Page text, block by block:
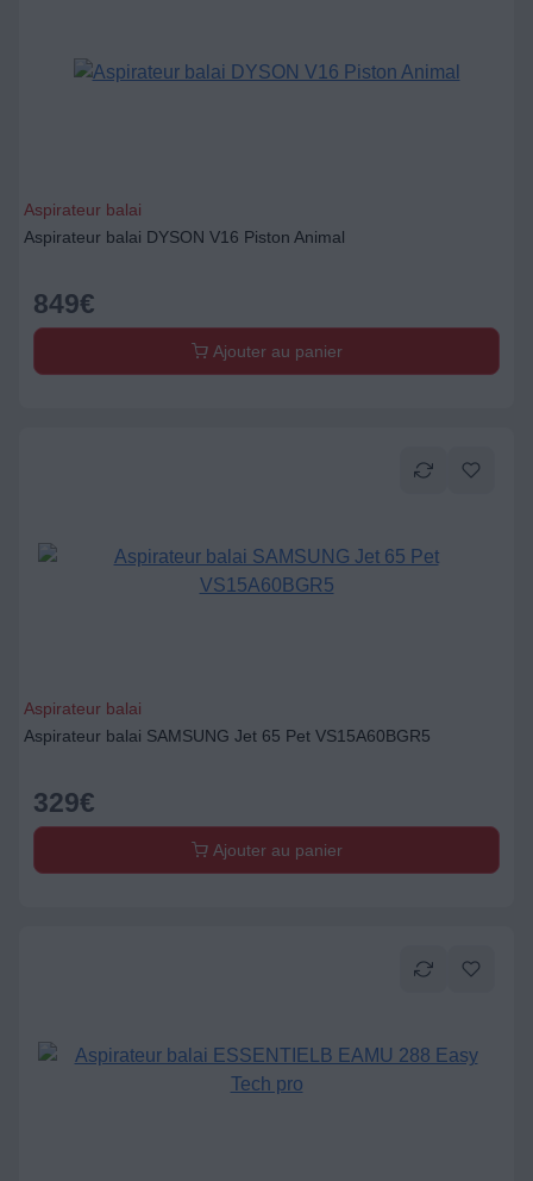
Aspirateur balai
Aspirateur balai DYSON V16 Piston Animal
849€
Ajouter au panier
Aspirateur balai
Aspirateur balai SAMSUNG Jet 65 Pet VS15A60BGR5
329€
Ajouter au panier